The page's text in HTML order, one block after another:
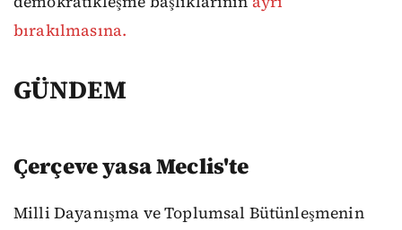
bırakılmasına.
GÜNDEM
Çerçeve yasa Meclis'te
Milli Dayanışma ve Toplumsal Bütünleşmenin